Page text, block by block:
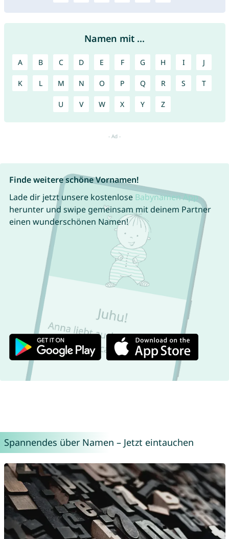
Namen mit ...
A B C D E F G H I J
K L M N O P Q R S T
U V W X Y Z
Finde weitere schöne Vornamen!
Lade dir jetzt unsere kostenlose Babynamen App
herunter und swipe gemeinsam mit deinem Partner
einen wunderschönen Namen!
Spannendes über Namen – Jetzt eintauchen